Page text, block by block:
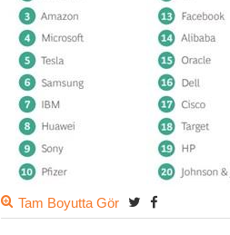
Tam Boyutta Gör